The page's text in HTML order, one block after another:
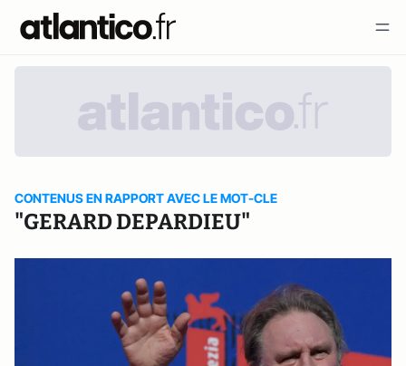
CONTENUS EN RAPPORT AVEC LE MOT-CLE
"GERARD DEPARDIEU"